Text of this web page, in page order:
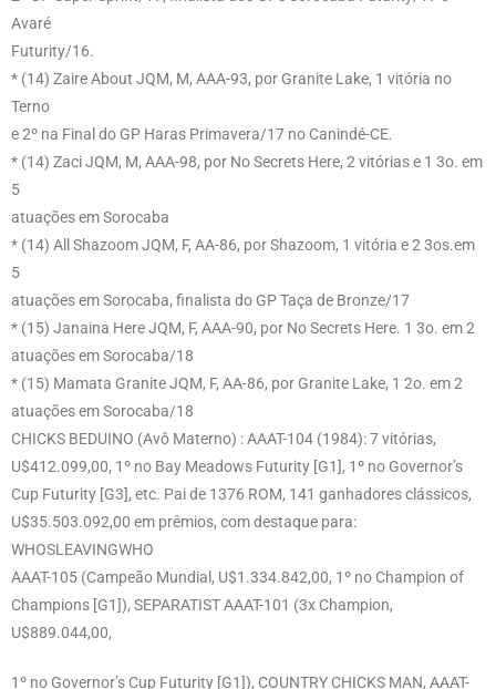
Avaré
Futurity/16.
* (14) Zaire About JQM, M, AAA-93, por Granite Lake, 1 vitória no
Terno
e 2º na Final do GP Haras Primavera/17 no Canindé-CE.
* (14) Zaci JQM, M, AAA-98, por No Secrets Here, 2 vitórias e 1 3o. em
5
atuações em Sorocaba
* (14) All Shazoom JQM, F, AA-86, por Shazoom, 1 vitória e 2 3os.em
5
atuações em Sorocaba, finalista do GP Taça de Bronze/17
* (15) Janaina Here JQM, F, AAA-90, por No Secrets Here. 1 3o. em 2
atuações em Sorocaba/18
* (15) Mamata Granite JQM, F, AA-86, por Granite Lake, 1 2o. em 2
atuações em Sorocaba/18
CHICKS BEDUINO (Avô Materno) : AAAT-104 (1984): 7 vitórias,
U$412.099,00, 1º no Bay Meadows Futurity [G1], 1º no Governor’s
Cup Futurity [G3], etc. Pai de 1376 ROM, 141 ganhadores clássicos,
U$35.503.092,00 em prêmios, com destaque para:
WHOSLEAVINGWHO
AAAT-105 (Campeão Mundial, U$1.334.842,00, 1º no Champion of
Champions [G1]), SEPARATIST AAAT-101 (3x Champion,
U$889.044,00,
1º no Governor’s Cup Futurity [G1]), COUNTRY CHICKS MAN, AAAT-